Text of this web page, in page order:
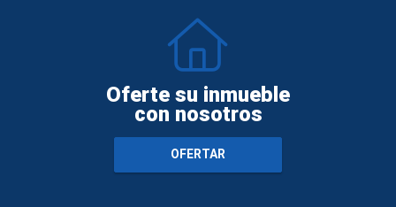
Oferte su inmueble
con nosotros
OFERTAR